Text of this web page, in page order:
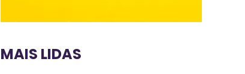
MAIS LIDAS